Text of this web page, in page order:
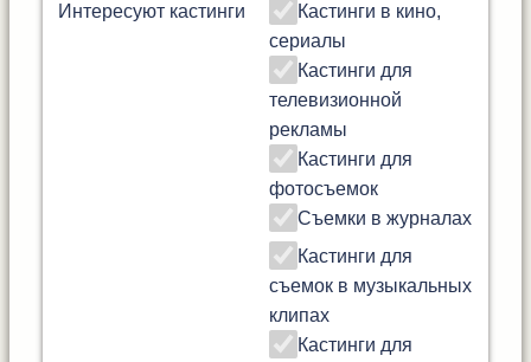
Интересуют кастинги
Кастинги в кино,
сериалы
Кастинги для
телевизионной
рекламы
Кастинги для
фотосъемок
Съемки в журналах
Кастинги для
съемок в музыкальных
клипах
Кастинги для